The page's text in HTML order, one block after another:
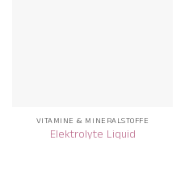
VITAMINE & MINERALSTOFFE
Elektrolyte Liquid